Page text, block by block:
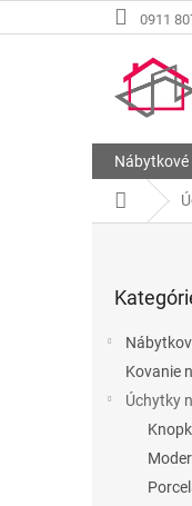
na
0911
Nábytkové
Domov
kategórie
Kovanie
Úchytky